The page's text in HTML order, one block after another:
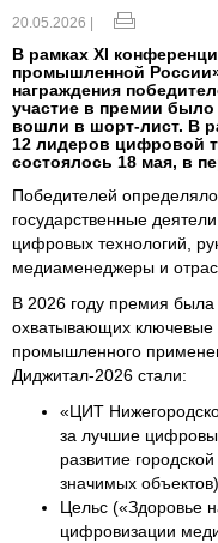
20.05.2026 |
В рамках XI
промышленной
награждения
участие в премии было
вошли в шорт-лист. В
12 лидеров цифровой
состоялось 18 мая, в
Победителей
государственные
цифровых технологий,
медиаменеджеры и
В 2026 году премия была
охватывающих
промышленного
Диджитал-2026 стали:
«ЦИТ
за лучшие
развитие
значимых
Цельс («Здоровье
цифровизации